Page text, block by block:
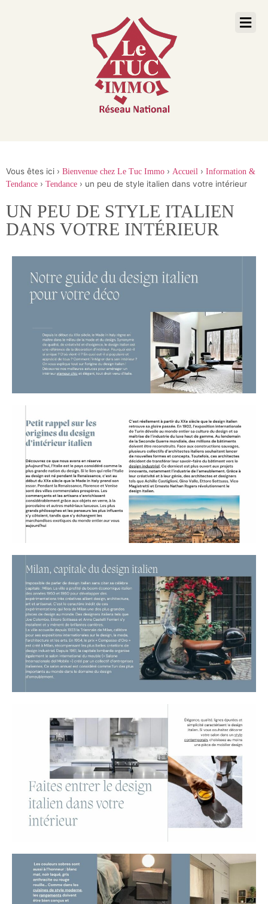
Vous êtes ici › Bienvenue chez Le Tuc Immo › Accueil › Information &
Tendance › Tendance › un peu de style italien dans votre intérieur
UN PEU DE STYLE ITALIEN
DANS VOTRE INTÉRIEUR